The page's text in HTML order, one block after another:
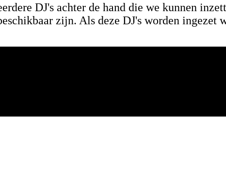
DJ's achter de hand die we kunnen
zijn. Als deze DJ's worden ingezet